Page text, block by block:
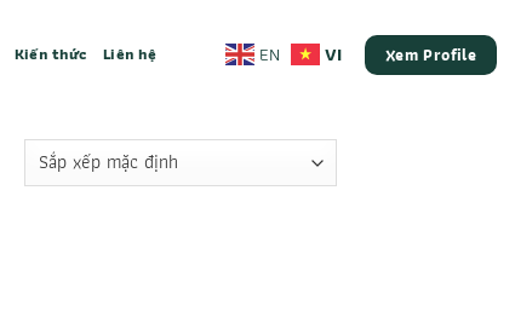
Kiến thức Liên hệ EN VI Xem Profile